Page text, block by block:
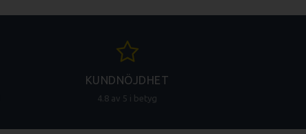
KUNDNÖJDHET
4.8 av 5 i betyg